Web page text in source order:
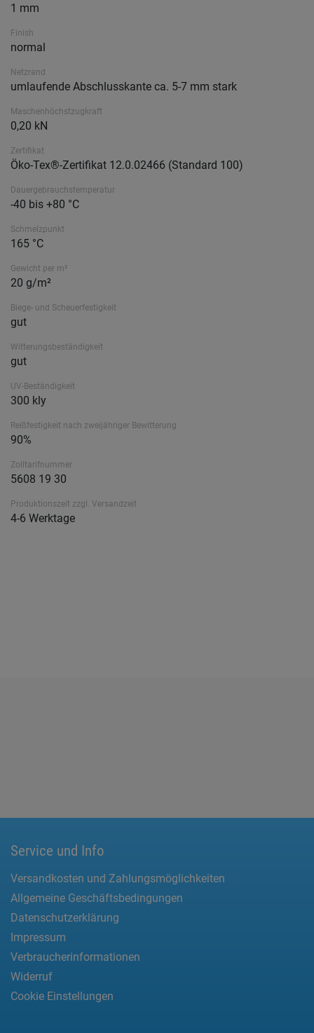
1 mm
Finish
normal
Netzrand
umlaufende Abschlusskante ca. 5-7 mm stark
Maschenhöchstzugkraft
0,20 kN
Zertifikat
Öko-Tex®-Zertifikat 12.0.02466 (Standard 100)
Dauergebrauchstemperatur
-40 bis +80 °C
Schmelzpunkt
165 °C
Gewicht per m²
20 g/m²
Biege- und Scheuerfestigkeit
gut
Witterungsbeständigkeit
gut
UV-Beständigkeit
300 kly
Reißfestigkeit nach zweijähriger Bewitterung
90%
Zolltarifnummer
5608 19 30
Produktionszeit zzgl. Versandzeit
4-6 Werktage
Service und Info
Versandkosten und Zahlungsmöglichkeiten
Allgemeine Geschäftsbedingungen
Datenschutzerklärung
Impressum
Verbraucherinformationen
Widerruf
Cookie Einstellungen